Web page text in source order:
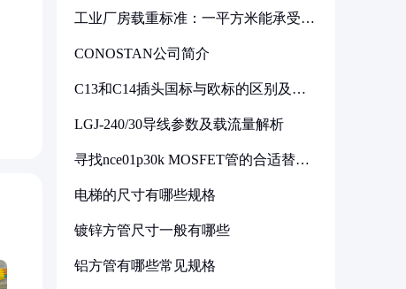
工业厂房载重标准：一平方米能承受多
CONOSTAN公司简介
C13和C14插头国标与欧标的区别及其
LGJ-240/30导线参数及载流量解析
寻找nce01p30k MOSFET管的合适替代
电梯的尺寸有哪些规格
镀锌方管尺寸一般有哪些
铝方管有哪些常见规格